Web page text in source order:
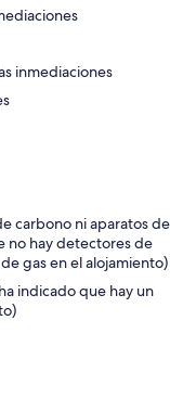
inmediaciones
carbono ni aparatos de
no hay detectores de
gas en el alojamiento)
indicado que hay un